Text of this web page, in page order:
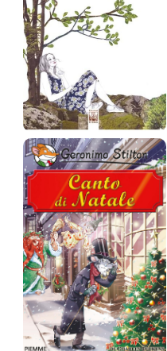
Alice in
Wonderland...su…
Gino Pantaleone
Prezzo:16 €